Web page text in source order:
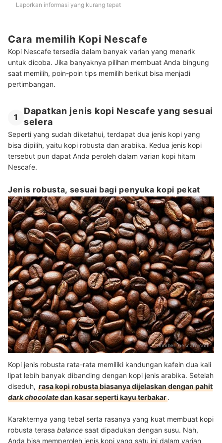
Laporkan informasi yang kurang tepat
Cara memilih Kopi Nescafe
Kopi Nescafe tersedia dalam banyak varian yang menarik
untuk dicoba. Jika banyaknya pilihan membuat Anda bingung
saat memilih, poin-poin tips memilih berikut bisa menjadi
pertimbangan.
1
Dapatkan jenis kopi Nescafe yang sesuai
selera
Seperti yang sudah diketahui, terdapat dua jenis kopi yang
bisa dipilih, yaitu kopi robusta dan arabika. Kedua jenis kopi
tersebut pun dapat Anda peroleh dalam varian kopi hitam
Nescafe.
Jenis robusta, sesuai bagi penyuka kopi pekat
Sumber:nescafe.com
Kopi jenis robusta rata-rata memiliki kandungan kafein dua kali
lipat lebih banyak dibanding dengan kopi jenis arabika. Setelah
diseduh, rasa kopi robusta biasanya dijelaskan dengan pahit
dark chocolatedan kasar seperti kayu terbakar.
Karakternya yang tebal serta rasanya yang kuat membuat kopi
robusta terasa balance saat dipadukan dengan susu. Nah,
Anda bisa memperoleh jenis kopi yang satu ini dalam varian